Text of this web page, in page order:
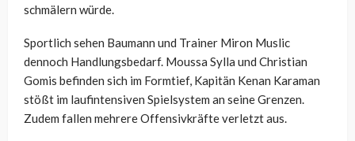
schmälern würde.
Sportlich sehen Baumann und Trainer Miron Muslic
dennoch Handlungsbedarf. Moussa Sylla und Christian
Gomis befinden sich im Formtief, Kapitän Kenan Karaman
stößt im laufintensiven Spielsystem an seine Grenzen.
Zudem fallen mehrere Offensivkräfte verletzt aus.